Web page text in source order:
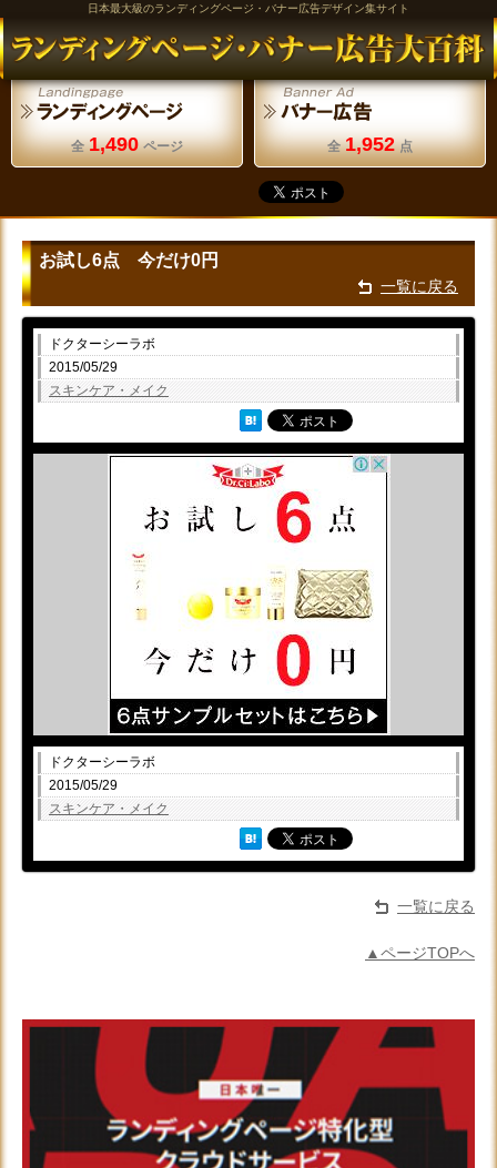
日本最大級のランディングページ・バナー広告デザイン集サイト
全 1,490 ページ 全 1,952 点
お試し6点 今だけ0円
一覧に戻る
ドクターシーラボ
2015/05/29
スキンケア・メイク
ドクターシーラボ
2015/05/29
スキンケア・メイク
一覧に戻る
▲ページTOPへ